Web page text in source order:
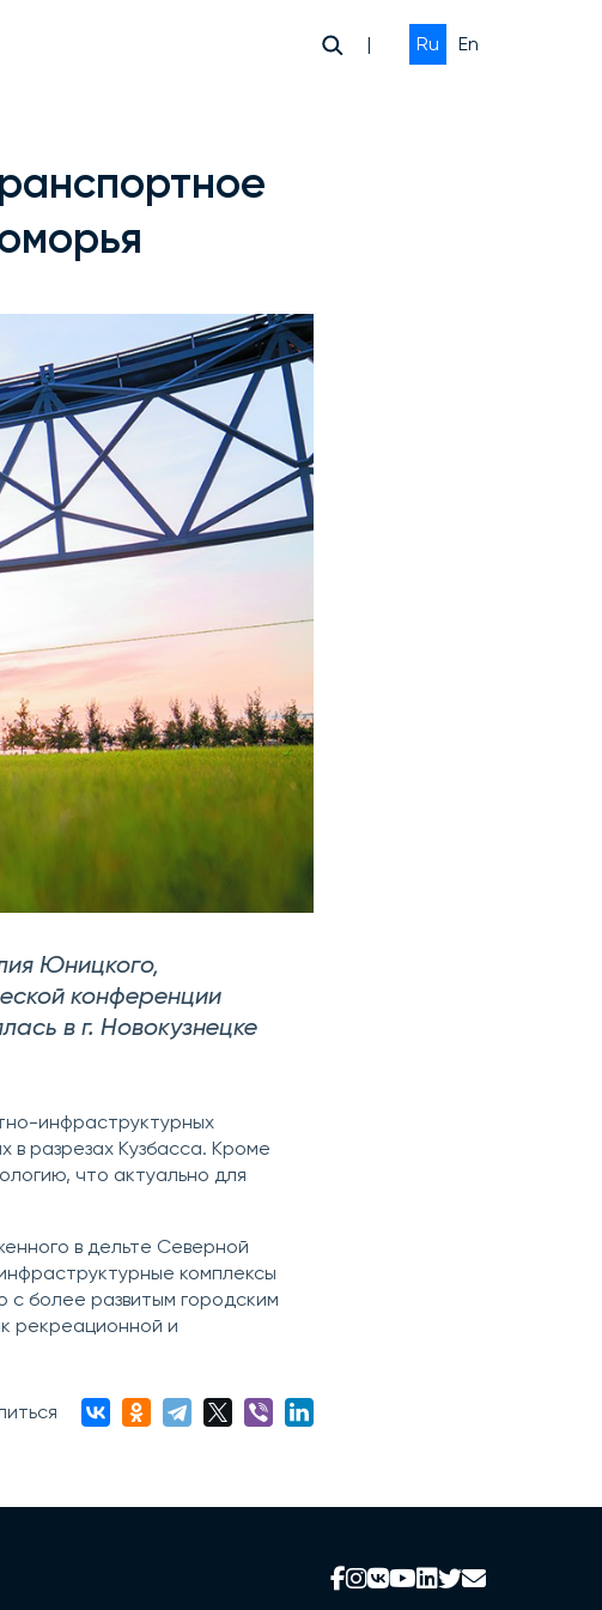
| Ru En
Юницкого,
конференции
в г. Новокузнецке
инфраструктурных
в разрезах Кузбасса. Кроме
что актуально для
в дельте Северной
комплексы
с более развитым городским
рекреационной и